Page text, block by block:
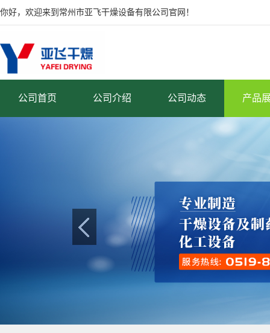
你好，欢迎来到常州市亚飞干燥设备有限公司官网！
公司首页 公司介绍 公司动态 产品